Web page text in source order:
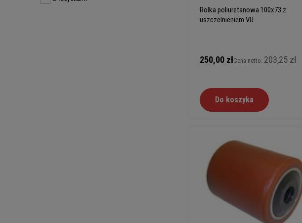
Rolka poliuretanowa 100x73 z
uszczelnieniem VU
250,00 złCena netto: 203,25 zł
Do koszyka